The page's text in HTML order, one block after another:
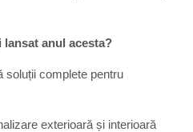
anul acesta?
soluții complete pentru
exterioară și interioară